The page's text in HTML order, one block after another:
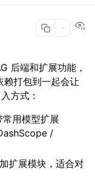
后端和扩展功能，
赖打包到一起会让
方式：
常用模型扩展
/
扩展模块，适合对